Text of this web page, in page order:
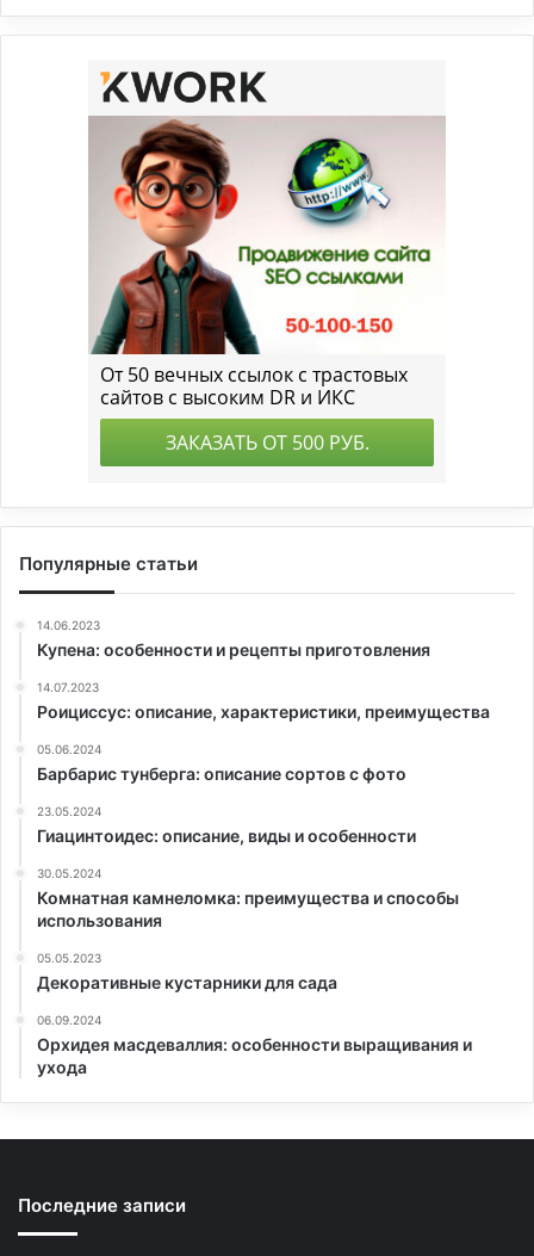
Популярные статьи
14.06.2023
Купена: особенности и рецепты приготовления
14.07.2023
Роициссус: описание, характеристики, преимущества
05.06.2024
Барбарис тунберга: описание сортов с фото
23.05.2024
Гиацинтоидес: описание, виды и особенности
30.05.2024
Комнатная камнеломка: преимущества и способы
использования
05.05.2023
Декоративные кустарники для сада
06.09.2024
Орхидея масдеваллия: особенности выращивания и
ухода
Последние записи